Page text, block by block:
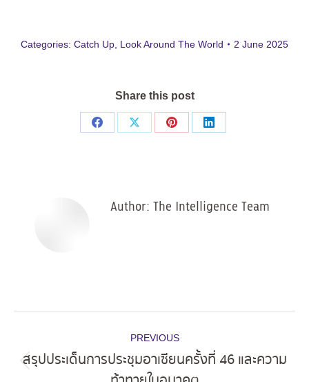
Categories: Catch Up Look Around The World 2 June 2025
Share this post
Share
Share
Share
Share
Author: The Intelligence Team
navigation
PREVIOUS
สรุปประเด็นการประชุมอาเซียนครั้งที่ 46 และความ